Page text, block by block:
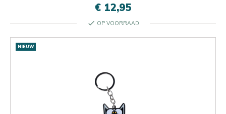
€ 12,95
check OP VOORRAAD
NIEUW